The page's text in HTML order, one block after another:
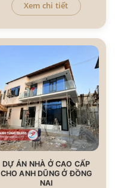
Xem chi tiết
DỰ ÁN NHÀ Ở CAO CẤP
CHO ANH DŨNG Ở ĐỒNG
NAI